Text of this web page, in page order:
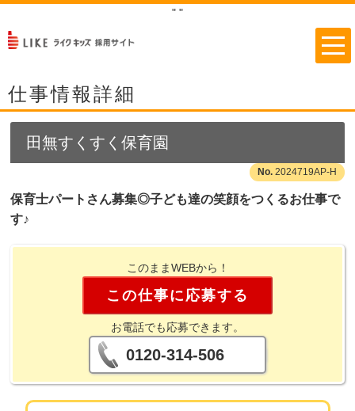
" "
仕事情報詳細
田無すくすく保育園
2024719AP-H
保育士パートさん募集◎子ども達の笑顔をつくるお仕事で
す♪
このままWEBから！
この仕事に応募する
お電話でも応募できます。
0120-314-506